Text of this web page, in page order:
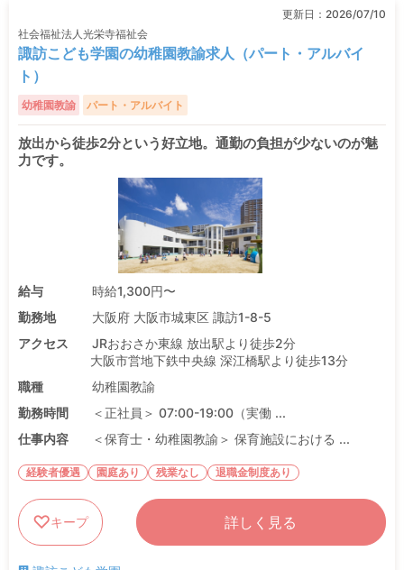
更新日： 2026/07/10
社会福祉法人光栄寺福祉会
諏訪こども学園の幼稚園教諭求人（パート・アルバイ
ト）
幼稚園教諭 パート・アルバイト
放出から徒歩2分という好立地。通勤の負担が少ないのが魅
力です。
給与
時給1,300円〜
勤務地
大阪府 大阪市城東区 諏訪1-8-5
アクセス
JRおおさか東線 放出駅より徒歩2分
大阪市営地下鉄中央線 深江橋駅より徒歩13分
職種
幼稚園教諭
勤務時間
＜正社員＞ 07:00-19:00（実働 ...
仕事内容
＜保育士・幼稚園教諭＞ 保育施設における ...
経験者優遇 園庭あり 残業なし 退職金制度あり
キープ 詳しく見る